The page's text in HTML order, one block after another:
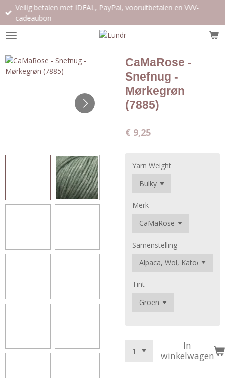
Ga
direct
naar
de
Veilig betalen met IDEAL, PayPal, vooruitbetalen en VVV-
cadeaubon
CaMaRose -
Snefnug -
Mørkegrøn
(7885)
€ 9,25
Yarn Weight
Merk
Samenstelling
Tint
In
winkelwagen